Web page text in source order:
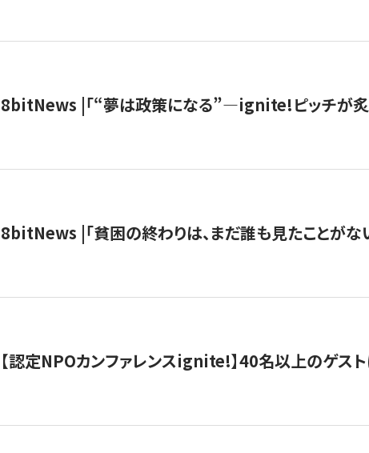
8bitNews |「“夢は政策になる”—ignite!ピッチが炙
8bitNews |「貧困の終わりは、まだ誰も見たことがな
【認定NPOカンファレンスignite!】40名以上のゲスト